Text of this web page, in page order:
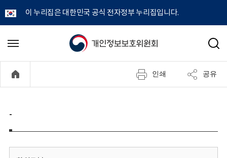
이 누리집은 대한민국 공식 전자정부 누리집입니다.
개
정
보
메
기
검
인쇄 공유
-